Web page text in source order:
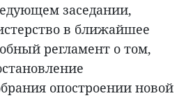
заседании,
в ближайшее
регламент о том,
опостроении новой